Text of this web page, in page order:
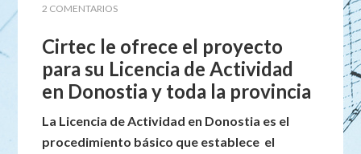
2 COMENTARIOS
Cirtec le ofrece el proyecto
para su Licencia de Actividad
en Donostia y toda la provincia
La Licencia de Actividad en Donostia es el
procedimiento básico que establece el